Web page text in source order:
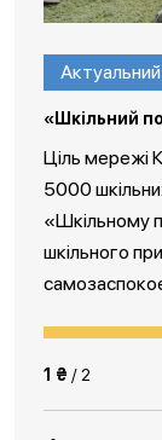
Актуальний
«Шкільний
Ціль мережі
5000
«Шкільному
шкільного
1 ₴ / 2